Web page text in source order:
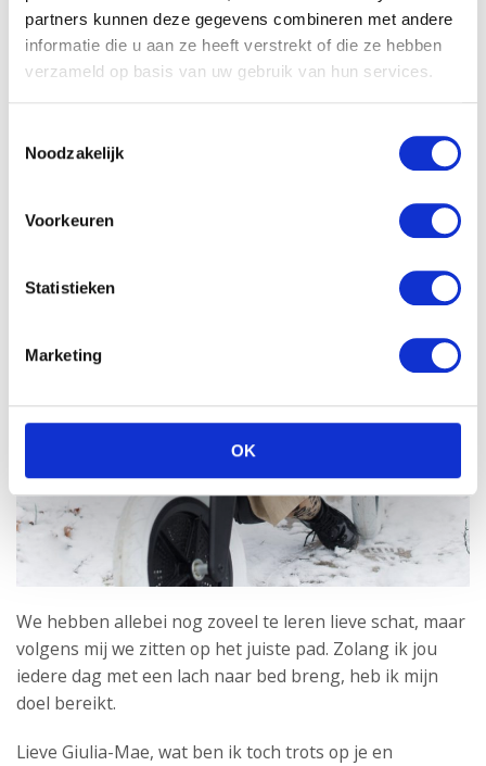
partners kunnen deze gegevens combineren met andere
informatie die u aan ze heeft verstrekt of die ze hebben
verzameld op basis van uw gebruik van hun services.
Noodzakelijk
Voorkeuren
Statistieken
Marketing
OK
We hebben allebei nog zoveel te leren lieve schat, maar
volgens mij we zitten op het juiste pad. Zolang ik jou
iedere dag met een lach naar bed breng, heb ik mijn
doel bereikt.
Lieve Giulia-Mae, wat ben ik toch trots op je en